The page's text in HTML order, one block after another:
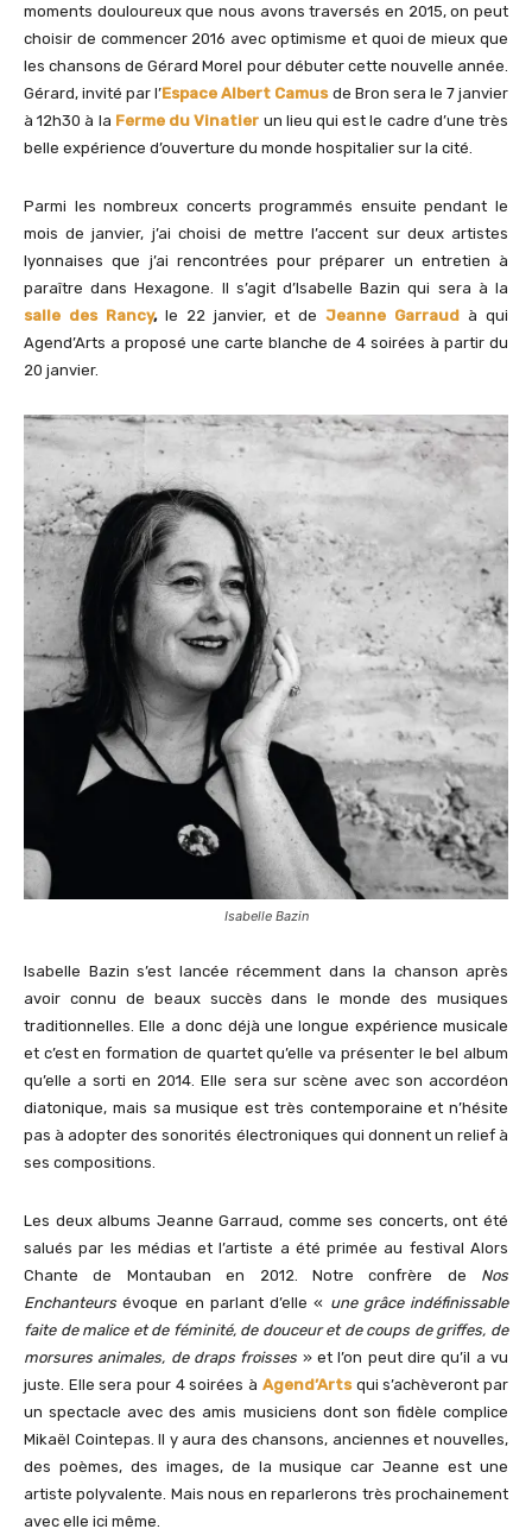
moments douloureux que nous avons traversés en 2015, on peut
choisir de commencer 2016 avec optimisme et quoi de mieux que
les chansons de Gérard Morel pour débuter cette nouvelle année.
Gérard, invité par l’Espace Albert Camusde Bron sera le 7 janvier
à 12h30 à la Ferme du Vinatier un lieu qui est le cadre d’une très
belle expérience d’ouverture du monde hospitalier sur la cité.
Parmi les nombreux concerts programmés ensuite pendant le
mois de janvier, j’ai choisi de mettre l’accent sur deux artistes
lyonnaises que j’ai rencontrées pour préparer un entretien à
paraître dans Hexagone. Il s’agit d’Isabelle Bazin qui sera à la
salle des Rancy,le 22 janvier, et de Jeanne Garraud à qui
Agend’Arts a proposé une carte blanche de 4 soirées à partir du
20 janvier.
Isabelle Bazin
Isabelle Bazin s’est lancée récemment dans la chanson après
avoir connu de beaux succès dans le monde des musiques
traditionnelles. Elle a donc déjà une longue expérience musicale
et c’est en formation de quartet qu’elle va présenter le bel album
qu’elle a sorti en 2014. Elle sera sur scène avec son accordéon
diatonique, mais sa musique est très contemporaine et n’hésite
pas à adopter des sonorités électroniques qui donnent un relief à
ses compositions.
Les deux albums Jeanne Garraud, comme ses concerts, ont été
salués par les médias et l’artiste a été primée au festival Alors
Chante de Montauban en 2012. Notre confrère de Nos
Enchanteurs évoque en parlant d’elle « une grâce indéfinissable
faite de malice et de féminité, de douceur et de coups de griffes, de
morsures animales, de draps froisses » et l’on peut dire qu’il a vu
juste. Elle sera pour 4 soirées à Agend’Artsqui s’achèveront par
un spectacle avec des amis musiciens dont son fidèle complice
Mikaël Cointepas. Il y aura des chansons, anciennes et nouvelles,
des poèmes, des images, de la musique car Jeanne est une
artiste polyvalente. Mais nous en reparlerons très prochainement
avec elle ici même.